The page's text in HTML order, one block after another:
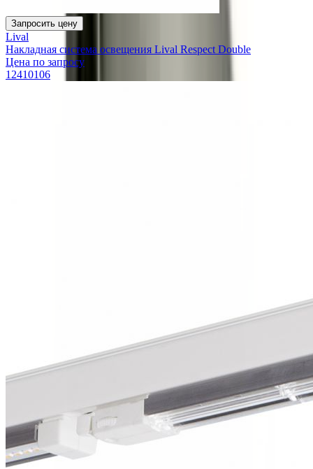
Запросить цену
Lival
Накладная система освещения Lival Respect Double
Цена по запросу
12410106